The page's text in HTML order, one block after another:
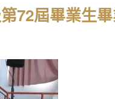
72屆畢業生